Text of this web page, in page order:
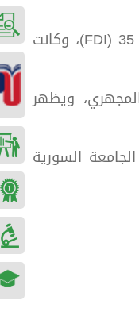
أظهر الفحص السريري والشعاعي وجود نخر عميق نافذ على السطح الوحشي للسن رقم 35 (FDI)، وكانت
ويظهر
السورية